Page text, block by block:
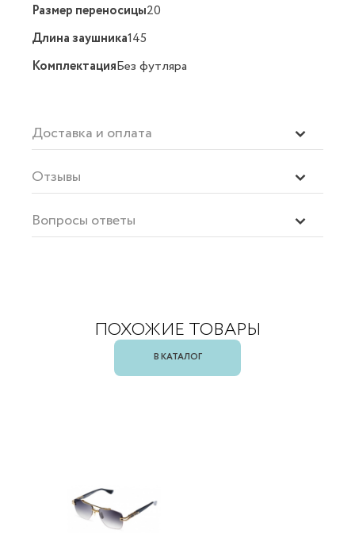
Размер переносицы20
Длина заушника145
КомплектацияБез футляра
Доставка и оплата
Отзывы
Вопросы ответы
ПОХОЖИЕ ТОВАРЫ
В КАТАЛОГ